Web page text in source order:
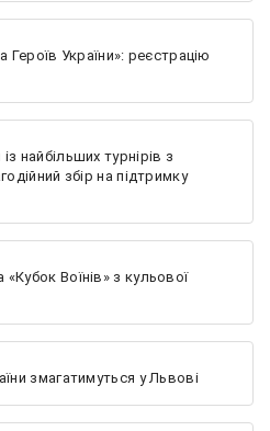
Героїв України»: реєстрацію
найбільших турнірів з
збір на підтримку
Воїнів» з кульової
змагатимуться у Львові